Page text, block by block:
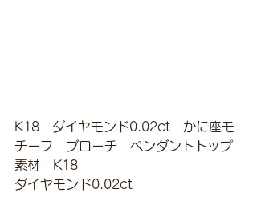
K18　ダイヤモンド0.02ct　かに座モ
チーフ　ブローチ　ペンダントトップ
素材　K18
ダイヤモンド0.02ct